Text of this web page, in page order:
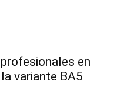
en
variante BA5